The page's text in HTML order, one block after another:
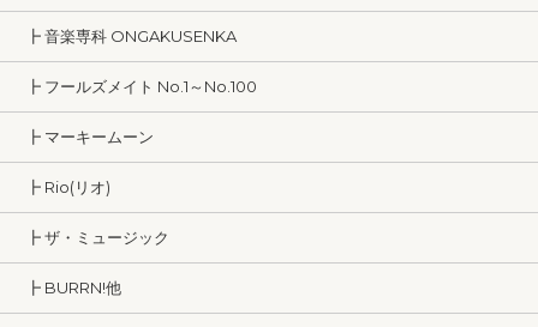
┣ 音楽専科 ONGAKUSENKA
┣ フールズメイト No.1～No.100
┣ マーキームーン
┣ Rio(リオ)
┣ ザ・ミュージック
┣ BURRN!他